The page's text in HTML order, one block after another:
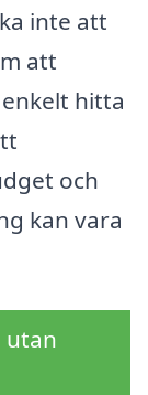
inte att
att
hitta
och
kan vara
utan